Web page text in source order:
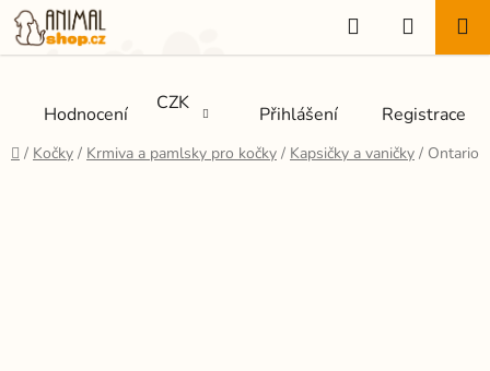
Přejít
na
obsah
Hodnocení CZK Přihlášení Registrace
Hledat
KOŠÍK
Domů
/ Kočky / Krmiva a pamlsky pro kočky / Kapsičky a vaničky / Ontario